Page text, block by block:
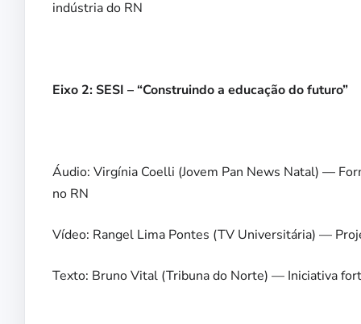
indústria do RN
Eixo 2: SESI – “Construindo a educação do futuro”
Áudio: Virgínia Coelli (Jovem Pan News Natal) —
no RN
Vídeo: Rangel Lima Pontes (TV Universitária) —
Texto: Bruno Vital (Tribuna do Norte) — Iniciativa